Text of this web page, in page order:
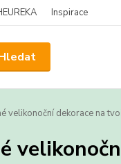
Inspirace
velikonoční dekorace na